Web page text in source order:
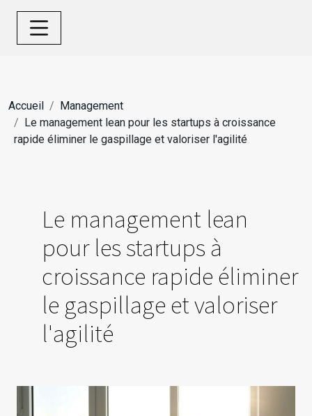
Accueil
Management
Le management lean pour les startups à croissance
rapide éliminer le gaspillage et valoriser l'agilité
Le management lean
pour les startups à
croissance rapide éliminer
le gaspillage et valoriser
l'agilité